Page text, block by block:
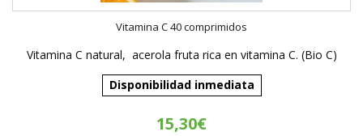
Vitamina C 40 comprimidos
Vitamina C natural, acerola fruta rica en vitamina C. (Bio C)
Disponibilidad inmediata
15,30€